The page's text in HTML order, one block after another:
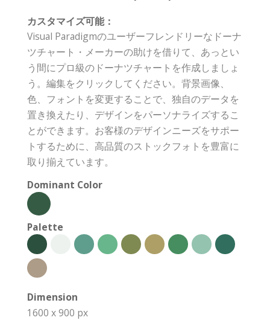
カスタマイズ可能：
Visual Paradigmのユーザーフレンドリーなドーナ
ツチャート・メーカーの助けを借りて、あっとい
う間にプロ級のドーナツチャートを作成しましょ
う。編集をクリックしてください。背景画像、
色、フォントを変更することで、独自のデータを
置き換えたり、デザインをパーソナライズするこ
とができます。お客様のデザインニーズをサポー
トするために、高品質のストックフォトを豊富に
取り揃えています。
Dominant Color
Palette
Dimension
1600 x 900 px